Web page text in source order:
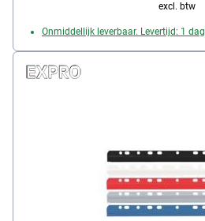
excl. btw
Onmiddellijk leverbaar. Levertijd: 1 dag